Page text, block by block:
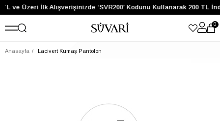
ve Üzeri İlk Alışverişinizde ‘SVR200’ Kodunu Kullanarak 200 TL
0
Anasayfa Lacivert Kumaş Pantolon